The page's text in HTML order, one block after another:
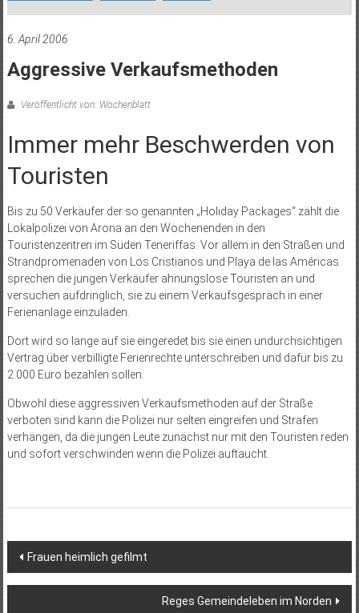
6. April 2006
Aggressive Verkaufsmethoden
Veröffentlicht von: Wochenblatt
Immer mehr Beschwerden von
Touristen
Bis zu 50 Verkäufer der so genannten „Holiday Packages“ zählt die
Lokalpolizei von Arona an den Wochenenden in den
Touristenzentren im Süden Teneriffas. Vor allem in den Straßen und
Strandpromenaden von Los Cristianos und Playa de las Américas
sprechen die jungen Verkäufer ahnungslose Touristen an und
versuchen aufdringlich, sie zu einem Verkaufsgespräch in einer
Ferienanlage einzuladen.
Dort wird so lange auf sie eingeredet bis sie einen undurchsichtigen
Vertrag über verbilligte Ferienrechte unterschreiben und dafür bis zu
2.000 Euro bezahlen sollen.
Obwohl diese aggressiven Verkaufsmethoden auf der Straße
verboten sind kann die Polizei nur selten eingreifen und Strafen
verhängen, da die jungen Leute zunächst nur mit den Touristen reden
und sofort verschwinden wenn die Polizei auftaucht.
Beitragsnavigation
Frauen heimlich gefilmt
Reges Gemeindeleben im Norden